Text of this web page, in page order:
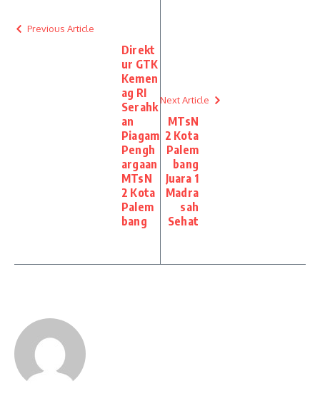
Previous Article
Direkt
ur GTK
Kemen
ag RI
Serahk
an
Piagam
Pengh
argaan
MTsN
2 Kota
Palem
bang
Next Article
MTsN
2 Kota
Palem
bang
Juara 1
Madra
sah
Sehat